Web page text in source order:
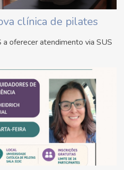
clínica de pilates
a oferecer atendimento via SUS